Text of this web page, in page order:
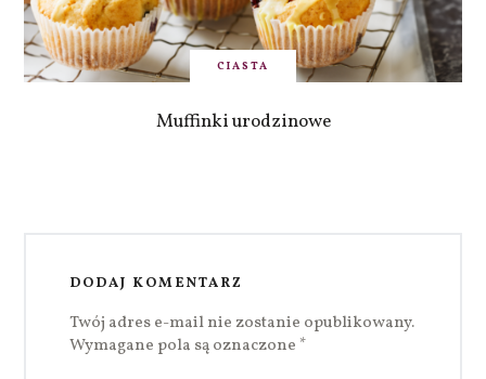
CIASTA
Muffinki urodzinowe
DODAJ KOMENTARZ
Twój adres e-mail nie zostanie opublikowany.
Wymagane pola są oznaczone *